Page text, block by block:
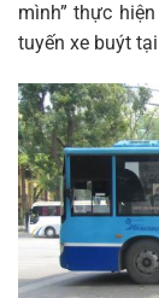
mình” thực
tuyến xe buýt